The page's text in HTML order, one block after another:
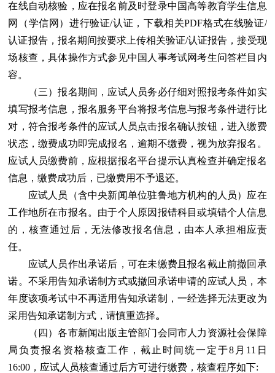
在线自动核验，应在报名前及时登录中国高等教育学生信息
网（学信网）进行验证/认证，下载相关PDF格式在线验证/
认证报告，报名期间按要求上传相关验证/认证报告，接受现
场核查，具体操作方式参见中国人事考试网考生问答栏目内
容。
（三）报名期间，应试人员务必仔细对照报考条件如实
填写报考信息，报名服务平台将报考信息与报考条件进行比
对，符合报考条件的应试人员点击报名确认按钮，进入缴费
状态，缴费成功即完成报名，逾期不缴费，视为放弃报名。
应试人员缴费前，应根据报名平台提示认真检查并确定报名
信息，缴费成功后，已缴费用不予退还。
应试人员（含中央新闻单位驻鲁地方机构的人员）应在
工作地所在市报名。由于个人原因报错科目或填错个人信息
的，核查通过后，无法修改报名信息，由本人承担相应责
任。
应试人员作出承诺后，可在未缴费且报名截止前撤回承
诺。不采用告知承诺制方式或撤回承诺申请的应试人员，本
年度该项考试中不再适用告知承诺制，一经选择无法更改为
采用告知承诺制方式，请慎重选择。
（四）各市新闻出版主管部门会同市人力资源社会保障
局负责报名资格核查工作，截止时间统一定于8月11日
16:00，应试人员核查通过后方可进行缴费，核查程序如下: